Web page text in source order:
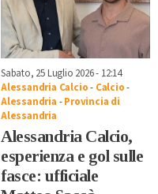
Sabato, 25 Luglio 2026 - 12:14
Alessandria Calcio- Calcio-
Alessandria -Provincia di
Alessandria
Alessandria Calcio,
esperienza e gol sulle
fasce: ufficiale